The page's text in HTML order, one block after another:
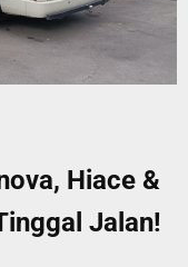
Hiace &
Jalan!